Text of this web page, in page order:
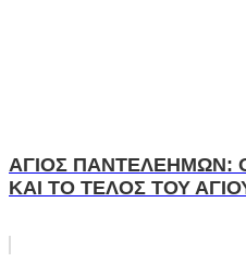
ΑΓΙΟΣ ΠΑΝΤΕΛΕΗΜΩΝ:
ΚΑΙ ΤΟ ΤΕΛΟΣ ΤΟΥ